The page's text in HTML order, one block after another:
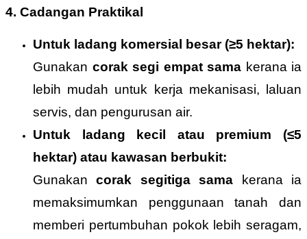
4. Cadangan Praktikal
Untuk ladang komersial besar (≥5 hektar):
Gunakan corak segi empat sama kerana ia
lebih mudah untuk kerja mekanisasi, laluan
servis, dan pengurusan air.
Untuk ladang kecil atau premium (≤5
hektar) atau kawasan berbukit:
Gunakancorak segitiga sama kerana ia
memaksimumkan penggunaan tanah dan
memberi pertumbuhan pokok lebih seragam,